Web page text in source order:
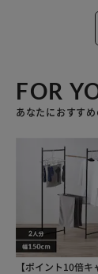
FOR
あなたにおすす
【ポイント10倍キ